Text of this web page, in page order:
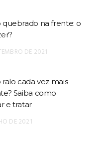
quebrado na frente: o
DE 2021
cada vez mais
Saiba como
e tratar
DE 2021